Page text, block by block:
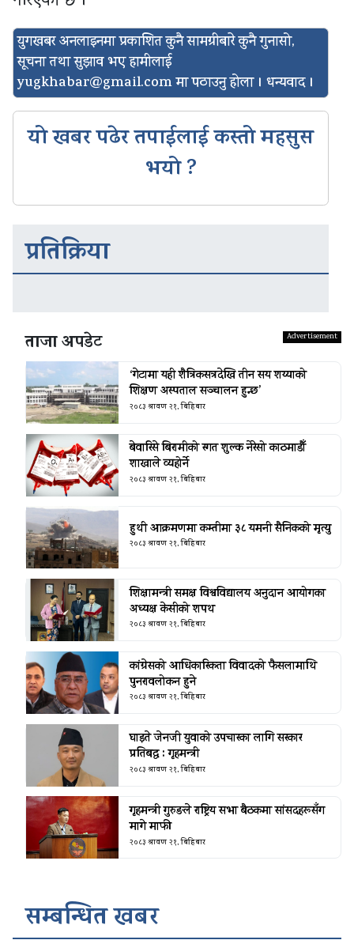
युगखबर अनलाइनमा प्रकाशित कुनै सामग्रीबारे कुनै गुनासो,
सूचना तथा सुझाव भए हामीलाई
yugkhabar@gmail.comमा पठाउनु होला । धन्यवाद ।
यो खबर पढेर तपाईलाई कस्तो महसुस
भयो ?
प्रतिक्रिया
ताजा अपडेट
‘गेटामा यही शैत्रिकसत्रदेखि तीन सय शय्याको
शिक्षण अस्पताल सञ्चालन हुन्छ’
२०८३ श्रावण २१, बिहिबार
बेवारिसे बिरामीको रगत शुल्क नेरेसो काठमाडौँ
शाखाले व्यहोर्ने
२०८३ श्रावण २१, बिहिबार
हुथी आक्रमणमा कम्तीमा ३८ यमनी सैनिकको मृत्यु
२०८३ श्रावण २१, बिहिबार
शिक्षामन्त्री समक्ष विश्वविद्यालय अनुदान आयोगका
अध्यक्ष केसीको शपथ
२०८३ श्रावण २१, बिहिबार
कांग्रेसको आधिकारिकता विवादको फैसलामाथि
पुनरावलोकन हुने
२०८३ श्रावण २१, बिहिबार
घाइते जेनजी युवाको उपचारका लागि सरकार
प्रतिबद्ध : गृहमन्त्री
२०८३ श्रावण २१, बिहिबार
गृहमन्त्री गुरुङले राष्ट्रिय सभा बैठकमा सांसदहरूसँग
मागे माफी
२०८३ श्रावण २१, बिहिबार
सम्बन्धित खबर